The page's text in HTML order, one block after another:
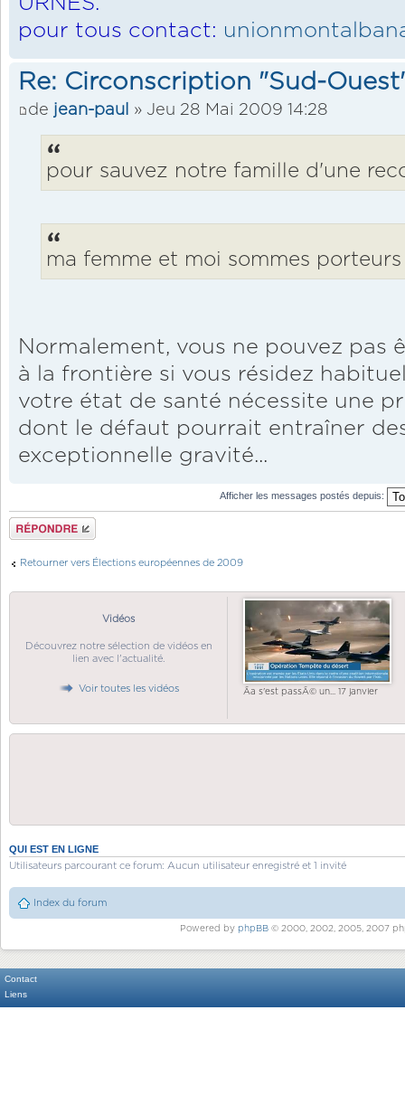
pour tous contact:
Re: Circonscription "Sud-
de jean-paul » Jeu 28 Mai 2009 14:28
pour sauvez notre famille d'une
ma femme et moi sommes
Normalement, vous ne pouvez pas
à la frontière si vous résidez
votre état de santé nécessite une
dont le défaut pourrait entraîner
exceptionnelle gravité...
Afficher les messages postés depuis:
Répondre
Retourner vers Élections européennes de 2009
Vidéos
Découvrez notre sélection de vidéos en
lien avec l'actualité.
Voir toutes les vidéos Ãa s'est passÃ© un... 17 janvier
QUI EST EN LIGNE
Utilisateurs parcourant ce forum: Aucun utilisateur enregistré et 1 invité
Index du forum
Powered by phpBB© 2000, 2002, 2005, 2007
Contact
Liens